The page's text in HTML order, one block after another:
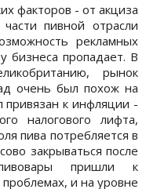
факторов - от акциза
пивной отрасли
рекламных
бизнеса пропадает. В
рынок
очень был похож на
привязан к инфляции -
налогового лифта,
пива потребляется в
закрываться после
пришли к
проблемах, и на уровне